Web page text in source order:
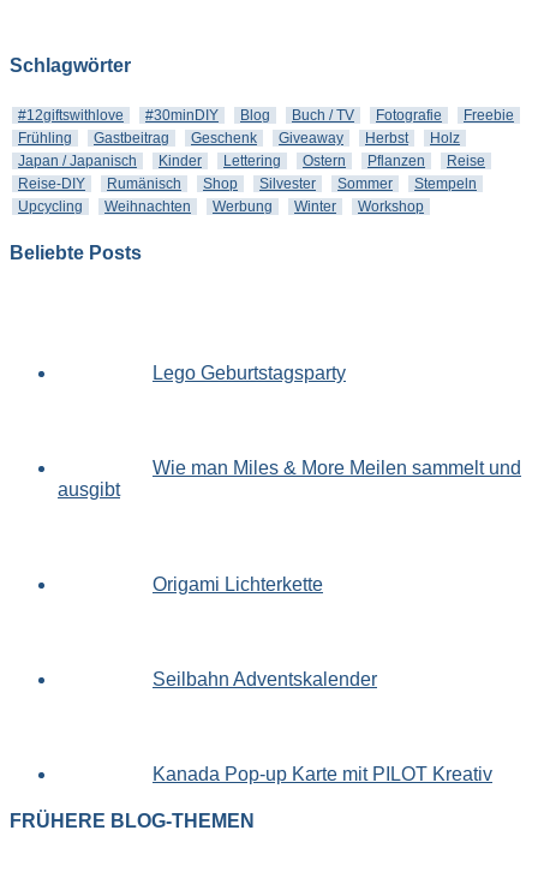
Schlagwörter
#12giftswithlove #30minDIY Blog Buch / TV Fotografie
Freebie
Frühling
Gastbeitrag Geschenk Giveaway Herbst
Holz
Japan / Japanisch
Kinder Lettering Ostern Pflanzen
Reise
Reise-DIY
Rumänisch Shop Silvester Sommer
Stempeln
Upcycling
Weihnachten Werbung Winter Workshop
Beliebte Posts
Lego Geburtstagsparty
Wie man Miles & More Meilen sammelt und
ausgibt
Origami Lichterkette
Seilbahn Adventskalender
Kanada Pop-up Karte mit PILOT Kreativ
FRÜHERE BLOG-THEMEN